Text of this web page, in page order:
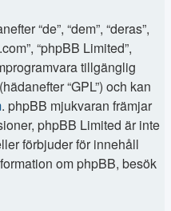
“de”, “dem”, “deras”,
“phpBB Limited”,
tillgänglig
“GPL”) och kan
. phpBB mjukvaran främjar
phpBB Limited är inte
förbjuder för innehåll
om phpBB, besök